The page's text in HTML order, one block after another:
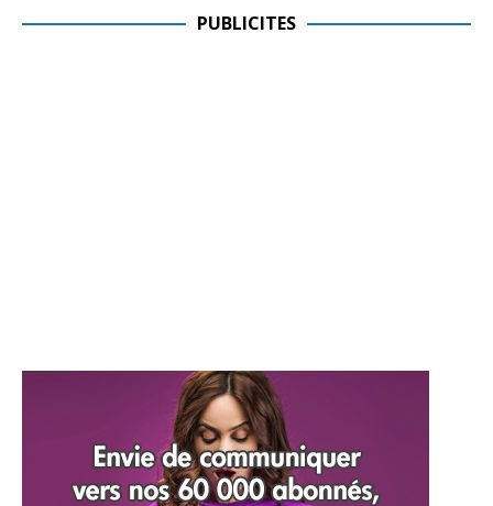
PUBLICITES